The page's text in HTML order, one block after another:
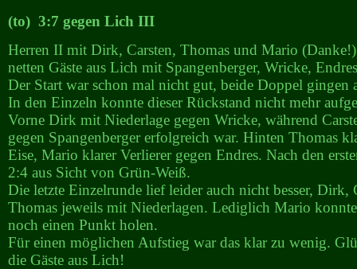
(to) 3:7 gegen Lich III
Herren II mit Dirk, Carsten, Thomas und Mario
netten Gäste aus Lich mit Spangenberger, Wricke,
Der Start war schon mal nicht gut, beide Doppel gingen
In den Einzeln konnte dieser Rückstand nicht mehr
Vorne Dirk mit Niederlage gegen Wricke, während
gegen Spangenberger erfolgreich war. Hinten Thomas
Eise, Mario klarer Verlierer gegen Endres. Nach den
2:4 aus Sicht von Grün-Weiß.
Die letzte Einzelrunde lief leider auch nicht besser, Dirk,
Thomas jeweils mit Niederlagen. Lediglich Mario
noch einen Punkt holen.
Für einen möglichen Aufstieg war das klar zu wenig.
die Gäste aus Lich!